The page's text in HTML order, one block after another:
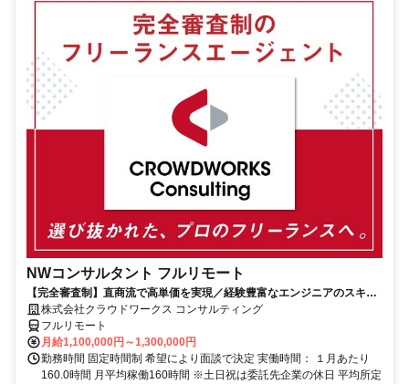
NWコンサルタント フルリモート
【完全審査制】直商流で高単価を実現／経験豊富なエンジニアのスキル
に合致した案件を多数保有
株式会社クラウドワークス コンサルティング
フルリモート
月給1,100,000円～1,300,000円
勤務時間 固定時間制 希望により面談で決定 実働時間： １月あたり
160.0時間 月平均稼働160時間 ※土日祝は委託先企業の休日 平均所定